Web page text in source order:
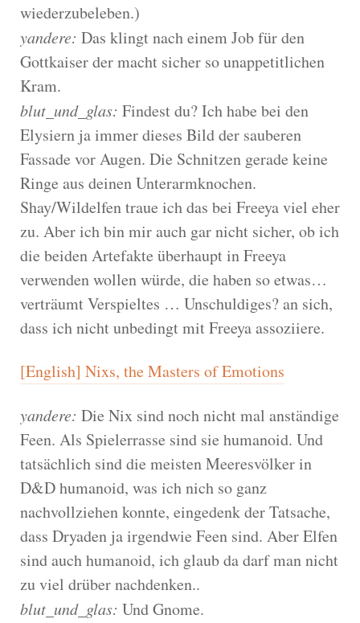
wiederzubeleben.)
yandere: Das klingt nach einem Job für den
Gottkaiser der macht sicher so unappetitlichen
Kram.
blut_und_glas: Findest du? Ich habe bei den
Elysiern ja immer dieses Bild der sauberen
Fassade vor Augen. Die Schnitzen gerade keine
Ringe aus deinen Unterarmknochen.
Shay/Wildelfen traue ich das bei Freeya viel eher
zu. Aber ich bin mir auch gar nicht sicher, ob ich
die beiden Artefakte überhaupt in Freeya
verwenden wollen würde, die haben so etwas…
verträumt Verspieltes … Unschuldiges? an sich,
dass ich nicht unbedingt mit Freeya assoziiere.
[English] Nixs, the Masters of Emotions
yandere: Die Nix sind noch nicht mal anständige
Feen. Als Spielerrasse sind sie humanoid. Und
tatsächlich sind die meisten Meeresvölker in
D&D humanoid, was ich nich so ganz
nachvollziehen konnte, eingedenk der Tatsache,
dass Dryaden ja irgendwie Feen sind. Aber Elfen
sind auch humanoid, ich glaub da darf man nicht
zu viel drüber nachdenken..
blut_und_glas: Und Gnome.